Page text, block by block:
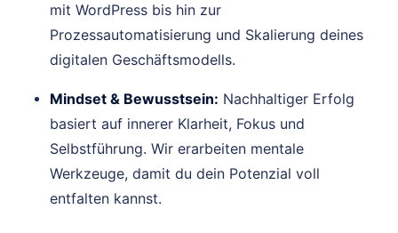
mit WordPress bis hin zur
Prozessautomatisierung und Skalierung deines
digitalen Geschäftsmodells.
Mindset & Bewusstsein: Nachhaltiger Erfolg
basiert auf innerer Klarheit, Fokus und
Selbstführung. Wir erarbeiten mentale
Werkzeuge, damit du dein Potenzial voll
entfalten kannst.